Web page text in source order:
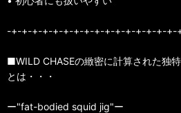
-+-+-+-+-+-+-+-+-+-+-+-+-+-+-+-+-
■WILD CHASEの緻密に計算された独
とは・・・
ー"fat-bodied squid jig"ー